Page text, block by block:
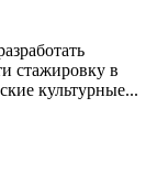
стажировку в
культурные...